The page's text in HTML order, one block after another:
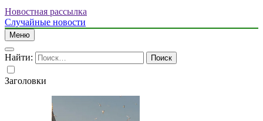
Новостная рассылка
Случайные новости
Меню
Найти:
Заголовки